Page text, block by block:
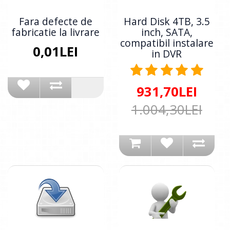
Fara defecte de
fabricatie la livrare
0,01LEI
Hard Disk 4TB, 3.5
inch, SATA,
compatibil instalare
in DVR
931,70LEI
1.004,30LEI